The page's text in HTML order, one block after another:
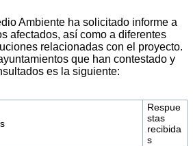
Ambiente ha solicitado informe a
afectados, así como a diferentes
relacionadas con el proyecto.
que han contestado y
es la siguiente:
Respue
stas
recibida
s